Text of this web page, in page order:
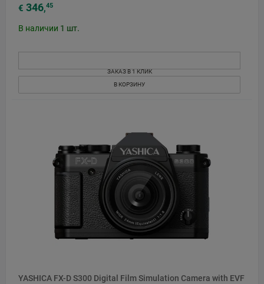
€ 346,45
В наличии 1 шт.
ЗАКАЗ В 1 КЛИК
В КОРЗИНУ
YASHICA FX-D S300 Digital Film Simulation Camera with EVF